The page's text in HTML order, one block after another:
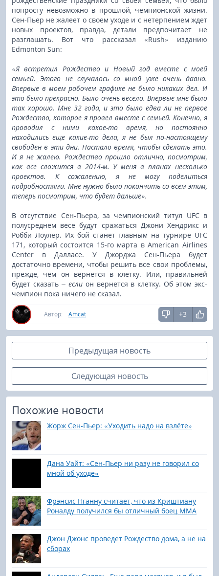
попросту невозможно в прошлой, чемпионской жизни.
Сен-Пьер не жалеет о своем уходе и с нетерпением ждет
новых проектов, правда, детали предпочитает не
разглашать. Вот что рассказал «Rush» изданию
Edmonton Sun:
«Я встретил Рождество и Новый год вместе с моей
семьей. Этого не случалось со мной уже очень давно.
Впервые в моем рабочем графике не было никаких дел. И
это было прекрасно. Было очень весело. Впервые мне было
так хорошо. Мне 32 года, и это было едва ли не первое
Рождество, которое я провел вместе с семьей. Конечно, я
проводил с ними какое-то время, но постоянно
находились еще какие-то дела, я не был по-настоящему
свободен в эти дни. Настало время, чтобы сделать это.
И я не жалею. Рождество прошло отлично, посмотрим,
как все сложится в 2014-м. У меня в планах несколько
проектов. К сожалению, я не могу поделиться
подробностями. Мне нужно было покончить со всем этим,
теперь посмотрим, что будет дальше».
В отсутствие Сен-Пьера, за чемпионский титул UFC в
полусреднем весе будут сражаться Джони Хендрикс и
Робби Лоулер. Их бой станет главным на турнире UFC
171, который состоится 15-го марта в American Airlines
Center в Далласе. У Джорджа Сен-Пьера будет
достаточно времени, чтобы решить все свои проблемы,
прежде, чем он вернется в клетку. Или, правильней
будет сказать – еслион вернется в клетку. Об этом экс-
чемпион пока ничего не сказал.
Автор: Amcat +3
Предыдущая новость
Следующая новость
Похожие новости
Жорж Сен-Пьер: «Уходить надо на взлёте»
Дана Уайт: «Сен-Пьер ни разу не говорил со
мной об уходе»
Фрэнсис Нганну считает, что из Криштиану
Роналду получился бы отличный боец ММА
Джон Джонс проведет Рождество дома, а не на
сборах